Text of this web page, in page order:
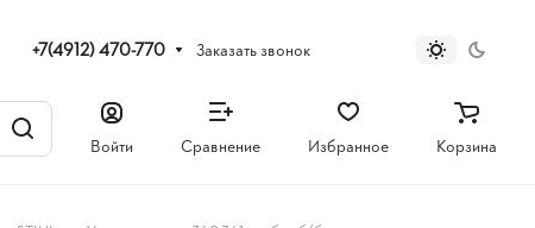
+7(4912) 470-770 Заказать звонок
Войти Сравнение Избранное Корзина